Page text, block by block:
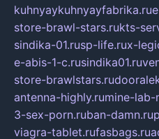
kuhnyaykuhnyayfabrika.ru
store-brawl-stars.rukts-
sindika-01.rusp-life.rux-
e-abis-1-c.rusindika01.ru
store-brawlstars.ru
antenna-highly.rumine-lab-
3-sex-porn.ruban-damn.ru
viagra-tablet.rufasbags.ru